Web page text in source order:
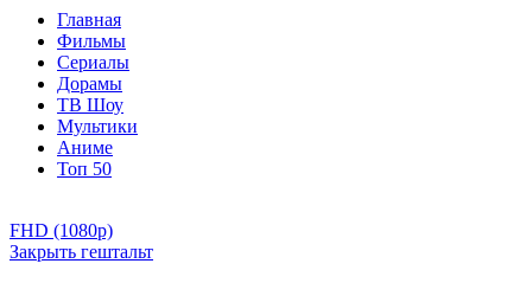
Главная
Фильмы
Сериалы
Дорамы
ТВ Шоу
Мультики
Аниме
Топ 50
FHD (1080p)
Закрыть гештальт